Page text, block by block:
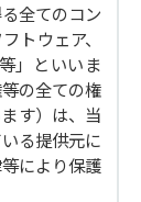
全てのコン
トウェア、
」といいま
の全ての権
す）は、当
る提供元に
により保護